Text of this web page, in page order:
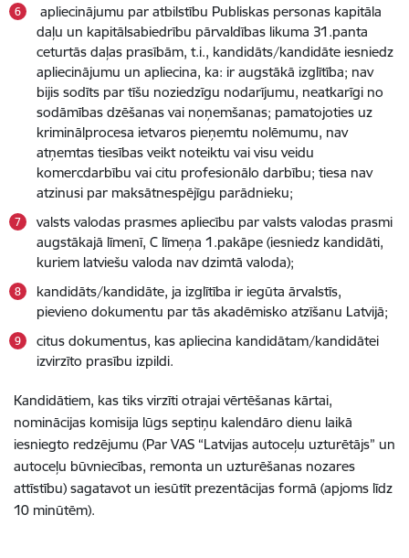
apliecinājumu par atbilstību Publiskas personas kapitāla
daļu un kapitālsabiedrību pārvaldības likuma 31.panta
ceturtās daļas prasībām, t.i., kandidāts/kandidāte iesniedz
apliecinājumu un apliecina, ka: ir augstākā izglītība; nav
bijis sodīts par tīšu noziedzīgu nodarījumu, neatkarīgi no
sodāmības dzēšanas vai noņemšanas; pamatojoties uz
kriminālprocesa ietvaros pieņemtu nolēmumu, nav
atņemtas tiesības veikt noteiktu vai visu veidu
komercdarbību vai citu profesionālo darbību; tiesa nav
atzinusi par maksātnespējīgu parādnieku;
valsts valodas prasmes apliecību par valsts valodas prasmi
augstākajā līmenī, C līmeņa 1.pakāpe (iesniedz kandidāti,
kuriem latviešu valoda nav dzimtā valoda);
kandidāts/kandidāte, ja izglītība ir iegūta ārvalstīs,
pievieno dokumentu par tās akadēmisko atzīšanu Latvijā;
citus dokumentus, kas apliecina kandidātam/kandidātei
izvirzīto prasību izpildi.
Kandidātiem, kas tiks virzīti otrajai vērtēšanas kārtai,
nominācijas komisija lūgs septiņu kalendāro dienu laikā
iesniegto redzējumu (Par VAS “Latvijas autoceļu uzturētājs” un
autoceļu būvniecības, remonta un uzturēšanas nozares
attīstību) sagatavot un iesūtīt prezentācijas formā (apjoms līdz
10 minūtēm).